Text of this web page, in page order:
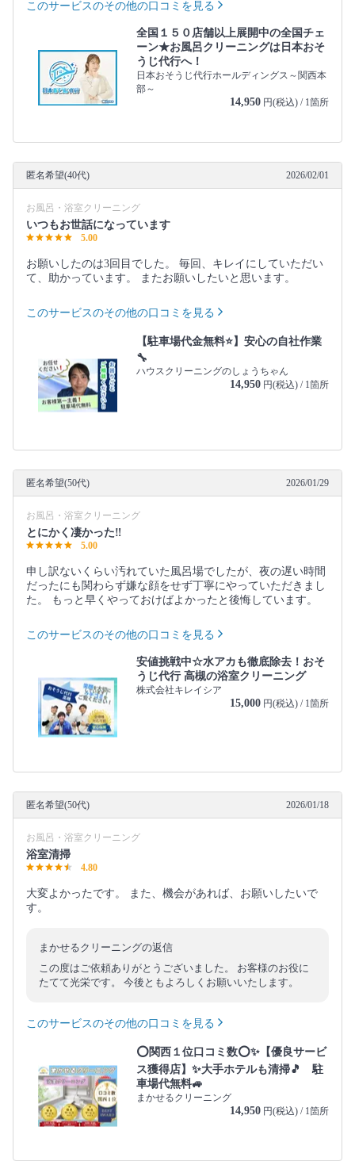
このサービスのその他の口コミを見る
全国１５０店舗以上展開中の全国チェ
ーン★お風呂クリーニングは日本おそ
うじ代行へ！
日本おそうじ代行ホールディングス～関西本
部～
14,950 円(税込) / 1箇所
匿名希望(40代) 2026/02/01
お風呂・浴室クリーニング
いつもお世話になっています
5.00
お願いしたのは3回目でした。 毎回、キレイにしていただい
て、助かっています。 またお願いしたいと思います。
このサービスのその他の口コミを見る
【駐車場代金無料⭐️】安心の自社作業
🔧
ハウスクリーニングのしょうちゃん
14,950 円(税込) / 1箇所
匿名希望(50代) 2026/01/29
お風呂・浴室クリーニング
とにかく凄かった‼️
5.00
申し訳ないくらい汚れていた風呂場でしたが、夜の遅い時間
だったにも関わらず嫌な顔をせず丁寧にやっていただきまし
た。 もっと早くやっておけばよかったと後悔しています。
このサービスのその他の口コミを見る
安値挑戦中☆水アカも徹底除去！おそ
うじ代行 高槻の浴室クリーニング
株式会社キレイシア
15,000 円(税込) / 1箇所
匿名希望(50代) 2026/01/18
お風呂・浴室クリーニング
浴室清掃
4.80
大変よかったです。 また、機会があれば、お願いしたいで
す。
まかせるクリーニングの返信
この度はご依頼ありがとうございました。 お客様のお役に
たてて光栄です。 今後ともよろしくお願いいたします。
このサービスのその他の口コミを見る
⭕関西１位口コミ数⭕✨【優良サービ
ス獲得店】✨大手ホテルも清掃🎵 駐
車場代無料🚙
まかせるクリーニング
14,950 円(税込) / 1箇所